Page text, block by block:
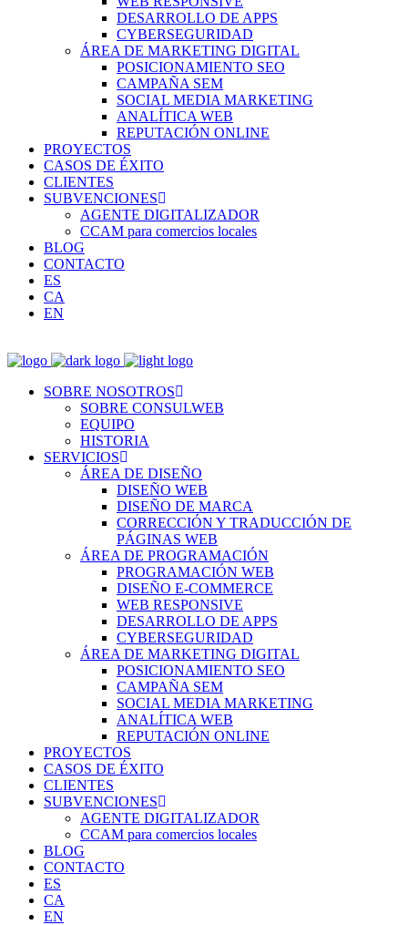
DESARROLLO DE APPS
CYBERSEGURIDAD
ÁREA DE MARKETING DIGITAL
POSICIONAMIENTO SEO
CAMPAÑA SEM
SOCIAL MEDIA MARKETING
ANALÍTICA WEB
REPUTACIÓN ONLINE
PROYECTOS
CASOS DE ÉXITO
CLIENTES
SUBVENCIONES
AGENTE DIGITALIZADOR
CCAM para comercios locales
BLOG
CONTACTO
ES
CA
EN
SOBRE NOSOTROS
SOBRE CONSULWEB
EQUIPO
HISTORIA
SERVICIOS
ÁREA DE DISEÑO
DISEÑO WEB
DISEÑO DE MARCA
CORRECCIÓN Y TRADUCCIÓN DE
PÁGINAS WEB
ÁREA DE PROGRAMACIÓN
PROGRAMACIÓN WEB
DISEÑO E-COMMERCE
WEB RESPONSIVE
DESARROLLO DE APPS
CYBERSEGURIDAD
ÁREA DE MARKETING DIGITAL
POSICIONAMIENTO SEO
CAMPAÑA SEM
SOCIAL MEDIA MARKETING
ANALÍTICA WEB
REPUTACIÓN ONLINE
PROYECTOS
CASOS DE ÉXITO
CLIENTES
SUBVENCIONES
AGENTE DIGITALIZADOR
CCAM para comercios locales
BLOG
CONTACTO
ES
CA
EN